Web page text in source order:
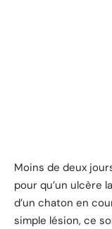
Moins de deux
pour qu’un ulcère
d’un chaton en
simple lésion, ce